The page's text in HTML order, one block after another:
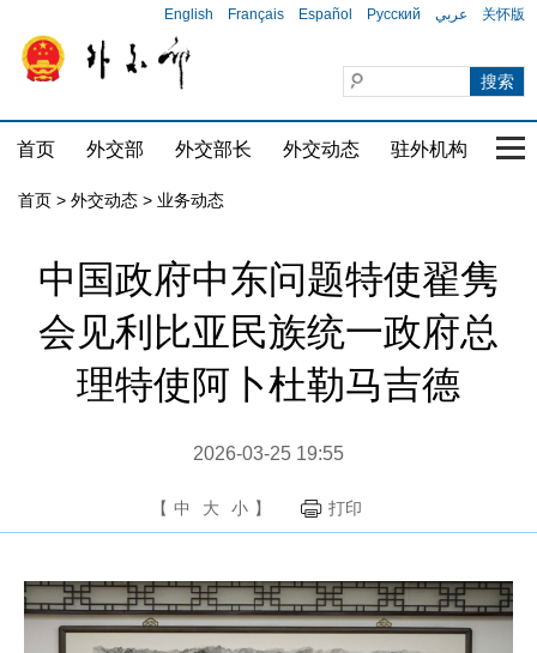
English Français Español Русский عربي 关怀版
首页 外交部 外交部长 外交动态 驻外机构 国
首页 > 外交动态 > 业务动态
中国政府中东问题特使翟隽
会见利比亚民族统一政府总
理特使阿卜杜勒马吉德
2026-03-25 19:55
【 中 大 小 】 打印